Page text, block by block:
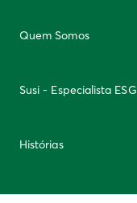
Quem Somos
Susi - Especialista ESG
Histórias
Newsletter